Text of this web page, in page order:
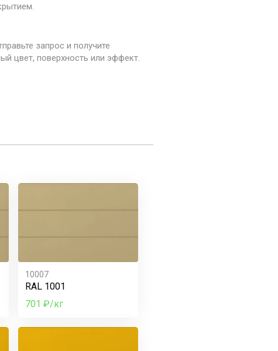
запрос и получите
цвет, поверхность или эффект.
10007
RAL 1001
701 ₽/кг